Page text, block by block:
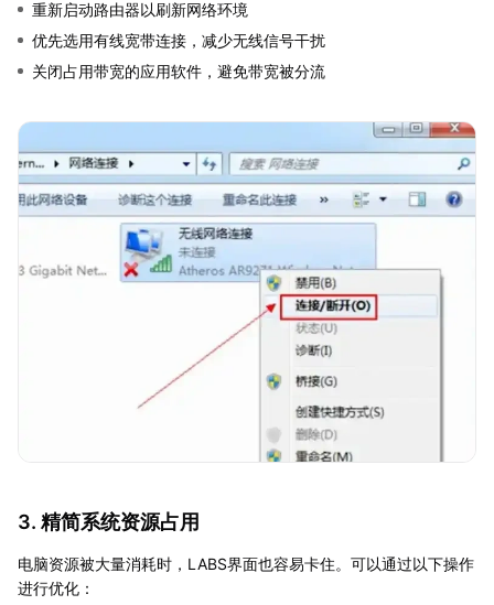
重新启动路由器以刷新网络环境
优先选用有线宽带连接，减少无线信号干扰
关闭占用带宽的应用软件，避免带宽被分流
3. 精简系统资源占用
电脑资源被大量消耗时，LABS界面也容易卡住。可以通过以下操作
进行优化：